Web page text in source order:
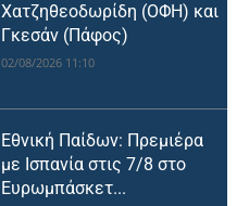
Χατζηθεοδωρίδη (ΟΦΗ) και
Γκεσάν (Πάφος)
02/08/2026 11:10
Εθνική Παίδων: Πρεμιέρα
με Ισπανία στις 7/8 στο
Ευρωμπάσκετ...